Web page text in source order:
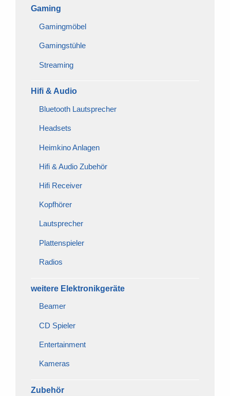
Gaming
Gamingmöbel
Gamingstühle
Streaming
Hifi & Audio
Bluetooth Lautsprecher
Headsets
Heimkino Anlagen
Hifi & Audio Zubehör
Hifi Receiver
Kopfhörer
Lautsprecher
Plattenspieler
Radios
weitere Elektronikgeräte
Beamer
CD Spieler
Entertainment
Kameras
Zubehör